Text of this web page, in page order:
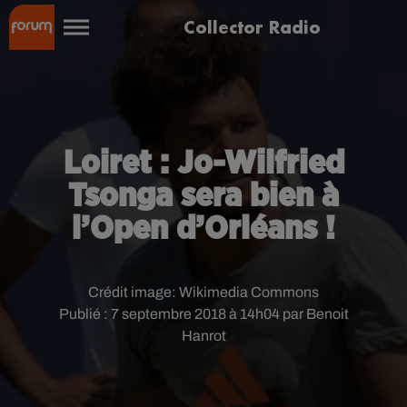
Collector Radio
Loiret : Jo-Wilfried
Tsonga sera bien à
l’Open d’Orléans !
Publié : 7 septembre 2018 à 14h04 par Benoit
Hanrot
Crédit image: Wikimedia Commons